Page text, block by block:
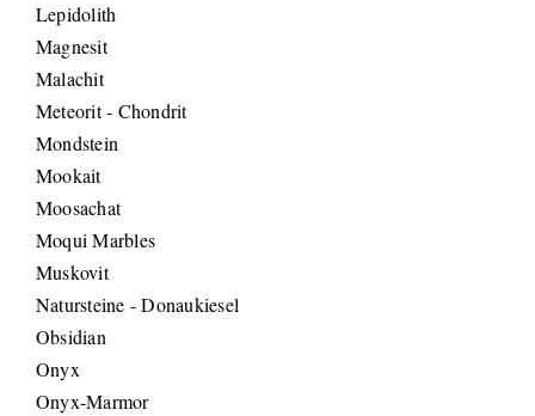
Lepidolith
Magnesit
Malachit
Meteorit - Chondrit
Mondstein
Mookait
Moosachat
Moqui Marbles
Muskovit
Natursteine - Donaukiesel
Obsidian
Onyx
Onyx-Marmor